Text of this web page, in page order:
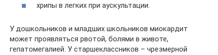
хрипы в легких при аускультации.
У дошкольников и младших школьников миокардит
может проявляться рвотой, болями в животе,
гепатомегалией. У старшеклассников – чрезмерной